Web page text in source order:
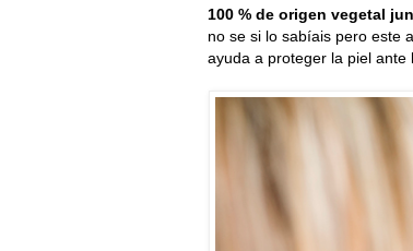
100 % de origen vegetal
no se si lo sabíais pero este
ayuda a proteger la piel ante